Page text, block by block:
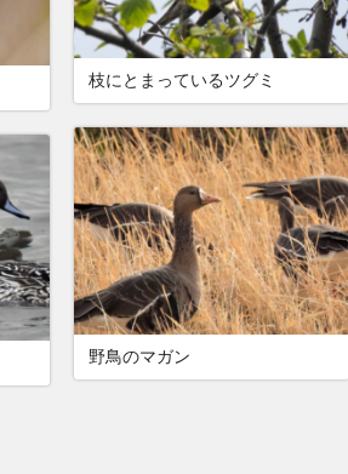
枝にとまっているツグミ
野鳥のマガン